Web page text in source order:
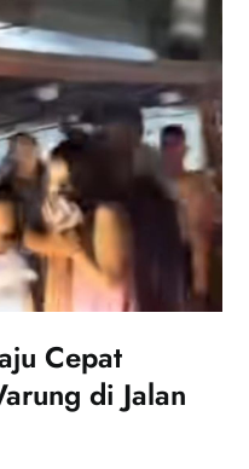
Cepat
di Jalan